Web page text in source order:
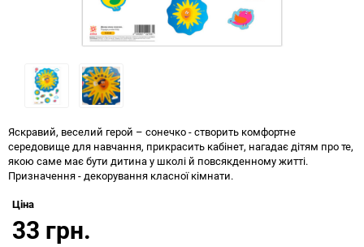
Яскравий, веселий герой – сонечко - створить комфортне
середовище для навчання, прикрасить кабінет, нагадає дітям про те,
якою саме має бути дитина у школі й повсякденному житті.
Призначення - декорування класної кімнати.
Ціна
33 грн.